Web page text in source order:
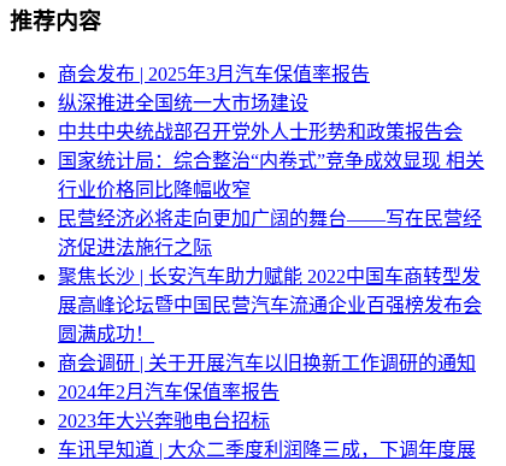
推荐内容
商会发布 | 2025年3月汽车保值率报告
纵深推进全国统一大市场建设
中共中央统战部召开党外人士形势和政策报告会
国家统计局：综合整治“内卷式”竞争成效显现 相关
行业价格同比降幅收窄
民营经济必将走向更加广阔的舞台——写在民营经
济促进法施行之际
聚焦长沙 | 长安汽车助力赋能 2022中国车商转型发
展高峰论坛暨中国民营汽车流通企业百强榜发布会
圆满成功！
商会调研 | 关于开展汽车以旧换新工作调研的通知
2024年2月汽车保值率报告
2023年大兴奔驰电台招标
车讯早知道 | 大众二季度利润降三成，下调年度展